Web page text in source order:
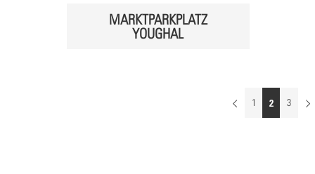
MARKTPARKPLATZ
YOUGHAL
1 2 3